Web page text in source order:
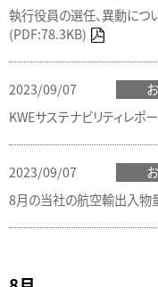
執行役員の選任、異動につ
(PDF:78.3KB)
2023/09/07
KWEサステナビリティレポ
2023/09/07
8月の当社の航空輸出入物